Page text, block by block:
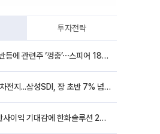
투자전략
스페이스X 주가 반등에 관련주 ‘껑충’⋯스피어 18%ㆍ에이치브이엠 12%↑
반도체 온기 탄 2차전지...삼성SDI, 장 초반 7% 넘게 껑충
美 태양광 관세 반사이익 기대감에 한화솔루션 20%대·OCI홀딩스 14%대 급등